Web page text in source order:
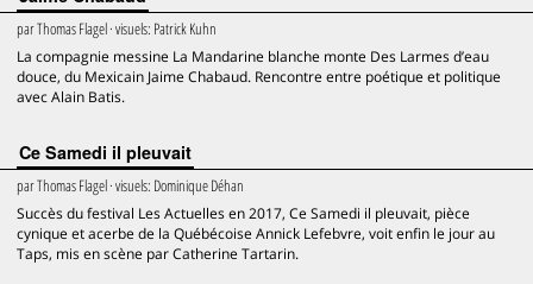
parThomas Flagel· visuels: Patrick Kuhn
La compagnie messine La Mandarine blanche monte Des Larmes d’eau
douce, du Mexicain Jaime Chabaud. Rencontre entre poétique et politique
avec Alain Batis.
Ce Samedi il pleuvait
parThomas Flagel· visuels: Dominique Déhan
Succès du festival Les Actuelles en 2017, Ce Samedi il pleuvait, pièce
cynique et acerbe de la Québécoise Annick Lefebvre, voit enfin le jour au
Taps, mis en scène par Catherine Tartarin.